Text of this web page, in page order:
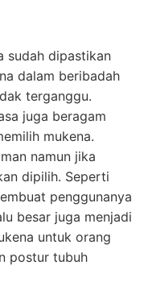
sudah dipastikan
dalam beribadah
terganggu.
juga beragam
mukena.
namun jika
dipilih. Seperti
penggunanya
besar juga menjadi
untuk orang
postur tubuh